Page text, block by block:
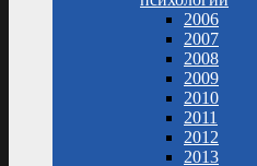
2006
2007
2008
2009
2010
2011
2012
2013